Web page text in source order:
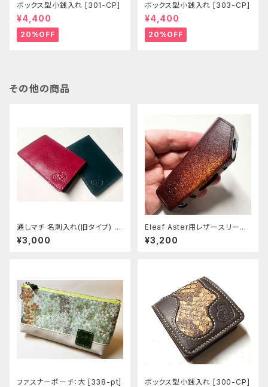
ボックス型小銭入れ [301-CP]
¥4,400
20%OFF
ボックス型小銭入れ [303-CP]
¥4,400
20%OFF
その他の商品
通しマチ 名刺入れ(旧タイプ) [4
15-416]
¥3,000
Eleaf Aster用レザースリーブ
[403-as]
¥3,200
ファスナーポーチ：大 [338-pt] ボックス型小銭入れ [300-CP]